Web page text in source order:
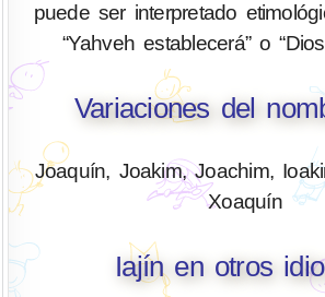
puede ser interpretado
“Yahveh establecerá” o
Variaciones del
Joaquín, Joakim, Joachim,
Xoaquín
Iajín en otros